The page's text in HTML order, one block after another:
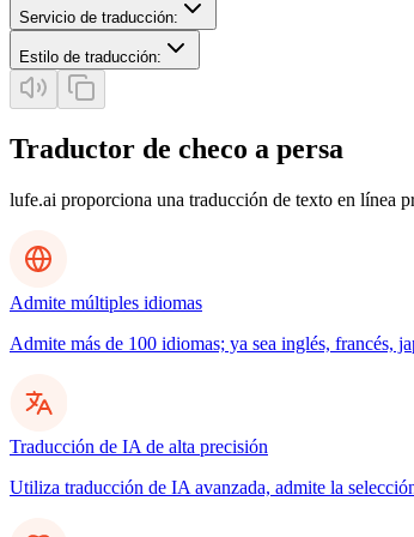
Servicio de traducción:
Estilo de traducción:
Traductor de checo a persa
lufe.ai proporciona una traducción de texto en línea
Admite múltiples idiomas
Admite más de 100 idiomas; ya sea inglés, francés,
Traducción de IA de alta precisión
Utiliza traducción de IA avanzada, admite la